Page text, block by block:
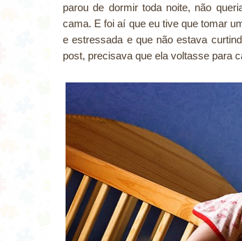
parou de dormir toda noite, não
cama. E foi aí que eu tive que tomar
e estressada e que não estava
post, precisava que ela voltasse para